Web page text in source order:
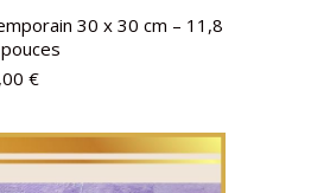
30 x 30 cm – 11,8
€